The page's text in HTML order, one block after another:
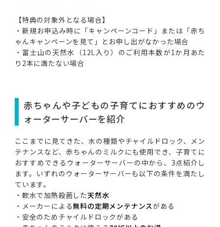
【特典の対象外となる場合】
・新規お申込み時に「キャンペーンコード」または「赤ち
ゃんキャンペーンを見て」とお申し出がなかった場合
・富士山の天然水（12L入り）のご利用本数が1か月あた
り2本に満たない場合
赤ちゃんや子どもの子育てにおすすめのウ
ォーターサーバーを紹介
ここまでに見てきた、水の種類やチャイルドロック、メン
テナンスなど、赤ちゃんのミルクにも使用でき、子育てに
おすすめできるウォーターサーバーの中から、3点紹介し
ます。いずれのウォーターサーバーも以下の条件を満たし
ています。
・軟水で加熱殺菌した天然水
・メーカーによる無料の定期メンテナンスがある
・安全のためチャイルドロックがある